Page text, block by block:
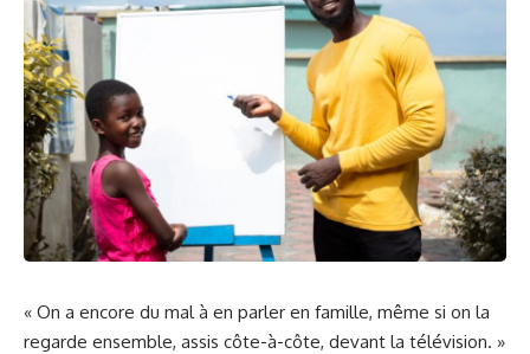
« On a encore du mal à en parler en famille, même si on la
regarde ensemble, assis côte-à-côte, devant la télévision. »